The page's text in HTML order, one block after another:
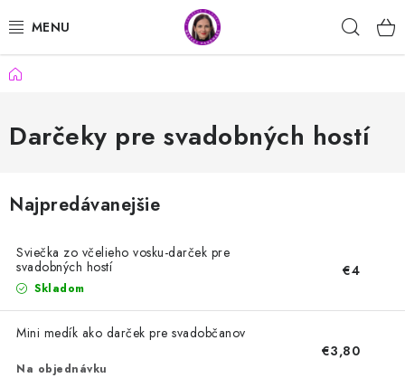
na
MOJA OBJEDNÁVKA
DARČEKY PRE UČITEĽOV
DARČEKY
DARČEKY PRE SVADOBNÝCH HOSTÍ
DEŇ MATIEK
VÝROBKY Z JESMONITU
Domov
Darčeky pre svadobných hostí
Najpredávanejšie
Sviečka zo včelieho vosku-darček pre
svadobných hostí
Skladom
€4
Mini medík ako darček pre svadobčanov
Na objednávku
€3,80